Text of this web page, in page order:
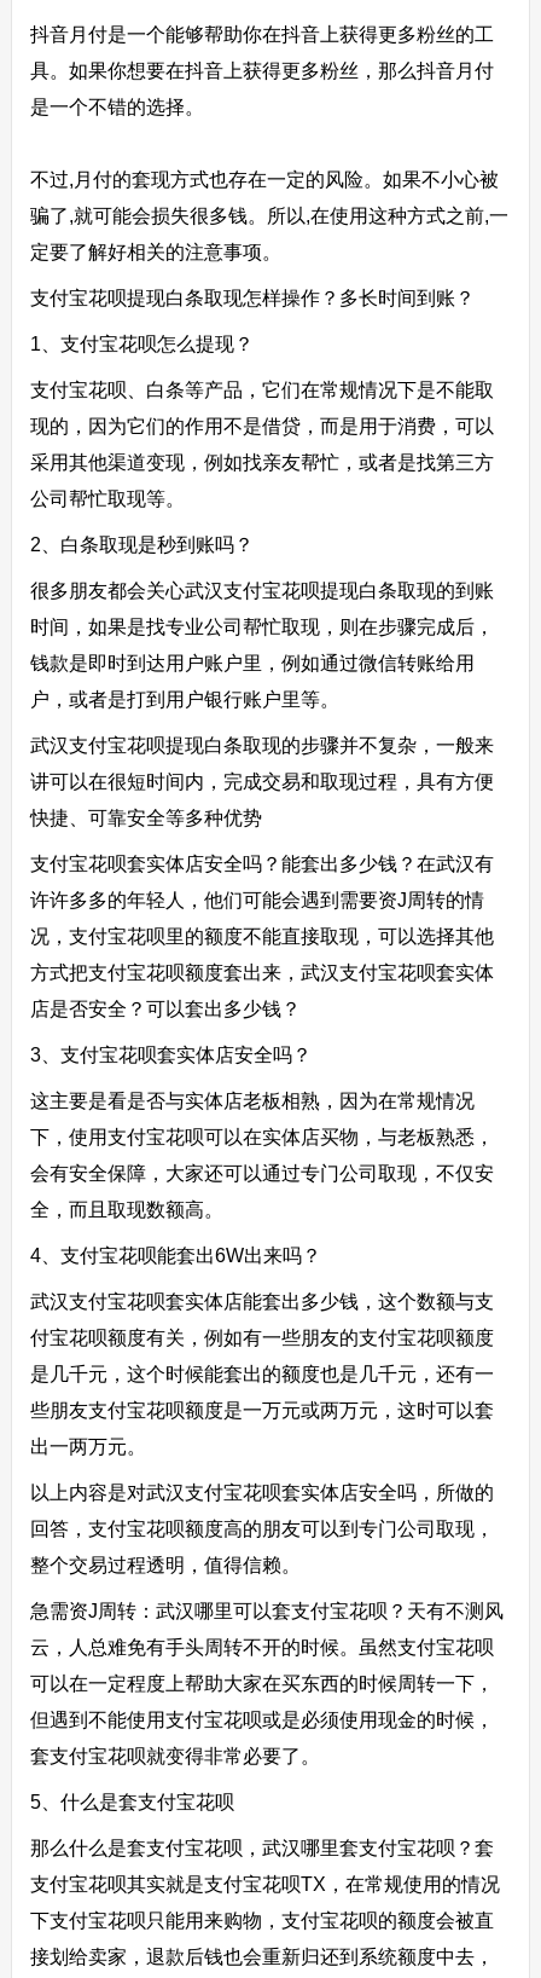
抖音月付是一个能够帮助你在抖音上获得更多粉丝的工
具。如果你想要在抖音上获得更多粉丝，那么抖音月付
是一个不错的选择。
不过,月付的套现方式也存在一定的风险。如果不小心被
骗了,就可能会损失很多钱。所以,在使用这种方式之前,一
定要了解好相关的注意事项。
支付宝花呗提现白条取现怎样操作？多长时间到账？
1、支付宝花呗怎么提现？
支付宝花呗、白条等产品，它们在常规情况下是不能取
现的，因为它们的作用不是借贷，而是用于消费，可以
采用其他渠道变现，例如找亲友帮忙，或者是找第三方
公司帮忙取现等。
2、白条取现是秒到账吗？
很多朋友都会关心武汉支付宝花呗提现白条取现的到账
时间，如果是找专业公司帮忙取现，则在步骤完成后，
钱款是即时到达用户账户里，例如通过微信转账给用
户，或者是打到用户银行账户里等。
武汉支付宝花呗提现白条取现的步骤并不复杂，一般来
讲可以在很短时间内，完成交易和取现过程，具有方便
快捷、可靠安全等多种优势
支付宝花呗套实体店安全吗？能套出多少钱？在武汉有
许许多多的年轻人，他们可能会遇到需要资J周转的情
况，支付宝花呗里的额度不能直接取现，可以选择其他
方式把支付宝花呗额度套出来，武汉支付宝花呗套实体
店是否安全？可以套出多少钱？
3、支付宝花呗套实体店安全吗？
这主要是看是否与实体店老板相熟，因为在常规情况
下，使用支付宝花呗可以在实体店买物，与老板熟悉，
会有安全保障，大家还可以通过专门公司取现，不仅安
全，而且取现数额高。
4、支付宝花呗能套出6W出来吗？
武汉支付宝花呗套实体店能套出多少钱，这个数额与支
付宝花呗额度有关，例如有一些朋友的支付宝花呗额度
是几千元，这个时候能套出的额度也是几千元，还有一
些朋友支付宝花呗额度是一万元或两万元，这时可以套
出一两万元。
以上内容是对武汉支付宝花呗套实体店安全吗，所做的
回答，支付宝花呗额度高的朋友可以到专门公司取现，
整个交易过程透明，值得信赖。
急需资J周转：武汉哪里可以套支付宝花呗？天有不测风
云，人总难免有手头周转不开的时候。虽然支付宝花呗
可以在一定程度上帮助大家在买东西的时候周转一下，
但遇到不能使用支付宝花呗或是必须使用现金的时候，
套支付宝花呗就变得非常必要了。
5、什么是套支付宝花呗
那么什么是套支付宝花呗，武汉哪里套支付宝花呗？套
支付宝花呗其实就是支付宝花呗TX，在常规使用的情况
下支付宝花呗只能用来购物，支付宝花呗的额度会被直
接划给卖家，退款后钱也会重新归还到系统额度中去，